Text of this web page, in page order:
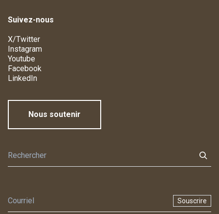
Suivez-nous
X/Twitter
Instagram
Youtube
Facebook
LinkedIn
Nous soutenir
Souscrire